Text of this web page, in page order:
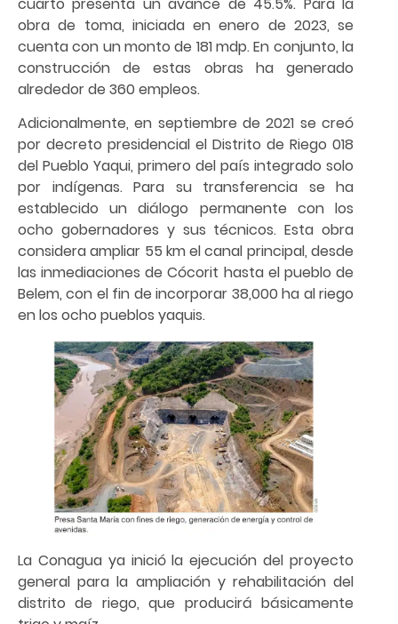
obra de toma, iniciada en enero de 2023, se
cuenta con un monto de 181 mdp. En conjunto, la
construcción de estas obras ha generado
alrededor de 360 empleos.
Adicionalmente, en septiembre de 2021 se creó
por decreto presidencial el Distrito de Riego 018
del Pueblo Yaqui, primero del país integrado solo
por indígenas. Para su transferencia se ha
establecido un diálogo permanente con los
ocho gobernadores y sus técnicos. Esta obra
considera ampliar 55 km el canal principal, desde
las inmediaciones de Cócorit hasta el pueblo de
Belem, con el fin de incorporar 38,000 ha al riego
en los ocho pueblos yaquis.
La Conagua ya inició la ejecución del proyecto
general para la ampliación y rehabilitación del
distrito de riego, que producirá básicamente